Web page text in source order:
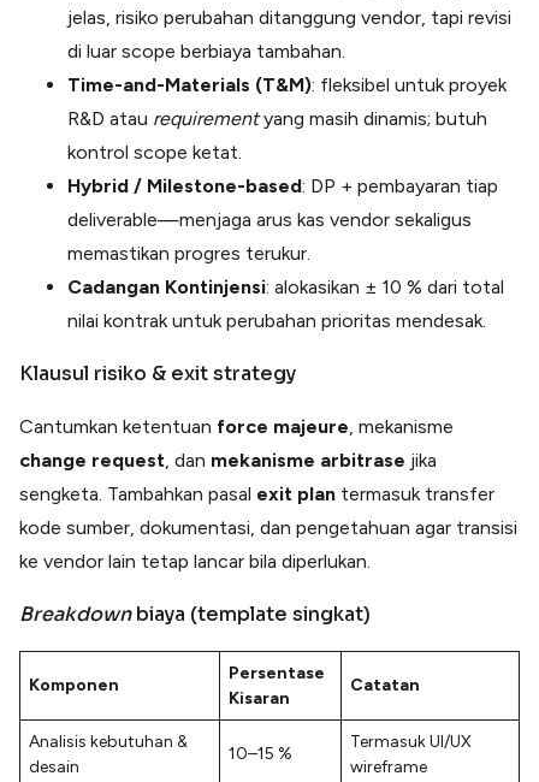
jelas, risiko perubahan ditanggung vendor, tapi revisi
di luar scope berbiaya tambahan.
Time-and-Materials (T&M): fleksibel untuk proyek
R&D atau requirementyang masih dinamis; butuh
kontrol scope ketat.
Hybrid / Milestone-based: DP + pembayaran tiap
deliverable—menjaga arus kas vendor sekaligus
memastikan progres terukur.
Cadangan Kontinjensi: alokasikan ± 10 % dari total
nilai kontrak untuk perubahan prioritas mendesak.
Klausul risiko & exit strategy
Cantumkan ketentuan force majeure, mekanisme
change request, dan mekanisme arbitrase jika
sengketa. Tambahkan pasal exit plan termasuk transfer
kode sumber, dokumentasi, dan pengetahuan agar transisi
ke vendor lain tetap lancar bila diperlukan.
Breakdownbiaya (template singkat)
Komponen
Persentase
Kisaran
Catatan
Analisis kebutuhan &
desain
10–15 %
Termasuk UI/UX
wireframe